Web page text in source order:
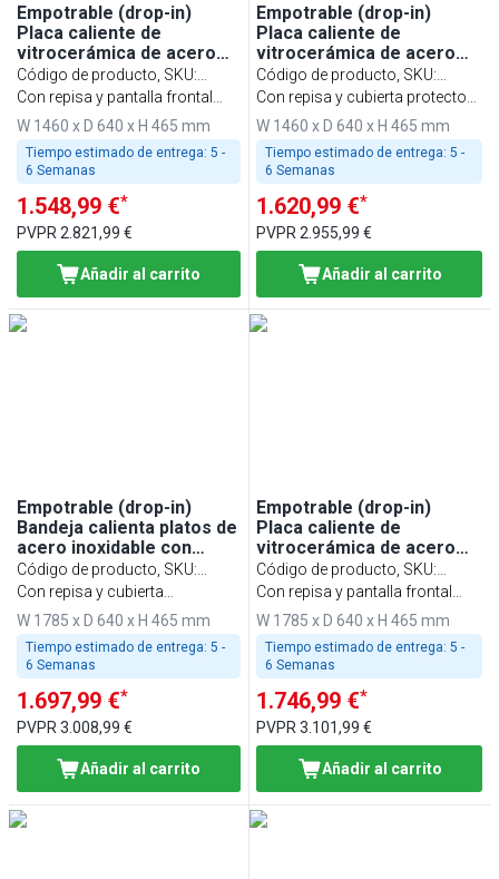
Empotrable (drop-in)
Placa caliente de
vitrocerámica de acero
inoxidable con superficie
de vidrio templado -
1460mm - 4x GN 1/1 -
1,8kW
Código de producto, SKU:
WA156C
Con repisa y pantalla frontal
redondeada
W 1460 x D 640 x H 465 mm
Tiempo estimado de entrega: 5 -
6 Semanas
1.548,99 €*
PVPR 2.821,99 €
Añadir al carrito
Empotrable (drop-in)
Placa caliente de
vitrocerámica de acero
inoxidable con superficie
de vidrio templado -
1460mm - 4x GN 1/1 -
1,8kW - con vidrio
protector
Código de producto, SKU:
WA156D
Con repisa y cubierta protectora
de cristal de dos caras
W 1460 x D 640 x H 465 mm
Tiempo estimado de entrega: 5 -
6 Semanas
1.620,99 €*
PVPR2.955,99 €
Añadir al carrito
Empotrable (drop-in)
Bandeja calienta platos de
acero inoxidable con
superficie de vidrio
templado - 1785mm - 5x
GN 1/1 - 2,25kW - con
vidrio protector
Código de producto, SKU:
WA186B
Con repisa y cubierta
protectora de cristal de una
cara
W 1785 x D 640 x H 465 mm
Tiempo estimado de entrega: 5 -
6 Semanas
1.697,99 €*
PVPR 3.008,99 €
Añadir al carrito
Empotrable (drop-in)
Placa caliente de
vitrocerámica de acero
inoxidable con superficie
de vidrio templado -
1785mm - 5x GN 1/1 -
2,25kW - con vidrio
protector
Código de producto, SKU:
WA186C
Con repisa y pantalla frontal
redondeada
W 1785 x D 640 x H 465 mm
Tiempo estimado de entrega: 5 -
6 Semanas
1.746,99 €*
PVPR3.101,99 €
Añadir al carrito